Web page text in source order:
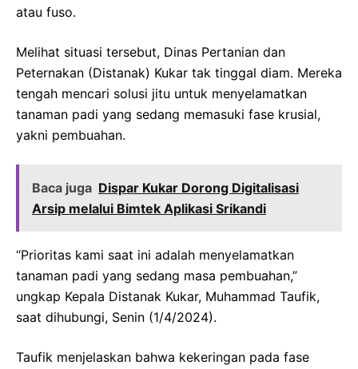
atau fuso.
Melihat situasi tersebut, Dinas Pertanian dan
Peternakan (Distanak) Kukar tak tinggal diam. Mereka
tengah mencari solusi jitu untuk menyelamatkan
tanaman padi yang sedang memasuki fase krusial,
yakni pembuahan.
Baca juga Dispar Kukar Dorong Digitalisasi
Arsip melalui Bimtek Aplikasi Srikandi
“Prioritas kami saat ini adalah menyelamatkan
tanaman padi yang sedang masa pembuahan,”
ungkap Kepala Distanak Kukar, Muhammad Taufik,
saat dihubungi, Senin (1/4/2024).
Taufik menjelaskan bahwa kekeringan pada fase